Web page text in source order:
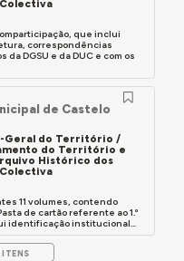
que inclui
correspondências
DGSU e da DUC e com os
de Castelo
Geral do Território /
do Território e
Histórico dos
11 volumes, contendo
de cartão referente ao 1.º
identificação institucional...